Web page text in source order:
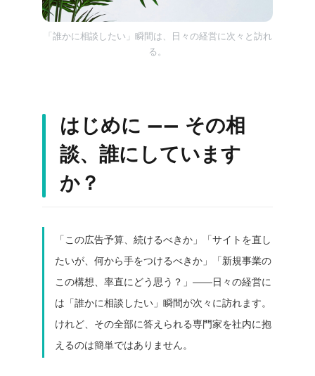
「誰かに相談したい」瞬間は、日々の経営に次々と訪れ
る。
はじめに —— その相
談、誰にしています
か？
「この広告予算、続けるべきか」「サイトを直し
たいが、何から手をつけるべきか」「新規事業の
この構想、率直にどう思う？」——日々の経営に
は「誰かに相談したい」瞬間が次々に訪れます。
けれど、その全部に答えられる専門家を社内に抱
えるのは簡単ではありません。